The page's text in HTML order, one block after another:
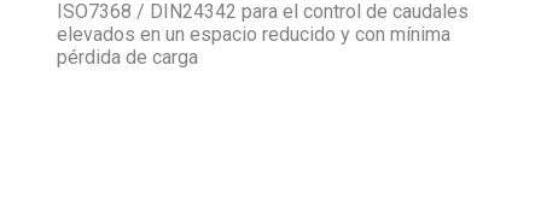
ISO7368 / DIN24342 para el control de caudales
elevados en un espacio reducido y con mínima
pérdida de carga